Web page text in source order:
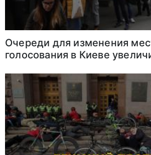
Очереди для изменения
голосования в Киеве